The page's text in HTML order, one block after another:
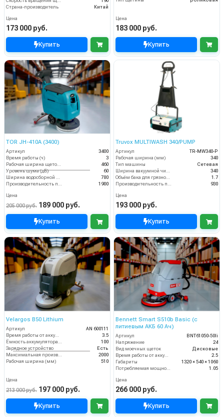
Страна-производитель
Китай
Цена
173 000 руб.
Купить
Цена
183 000 руб.
Купить
TOR JH-410A (3400)
Артикул
3400
Время работы (ч)
3
Рабочая ширина щеток (мм)
460
Уровень шума (дБ)
60
Ширина водосборной рейки
780
Производительность по площади (м2/ч)
1900
Цена
205 000 руб. 189 000 руб.
Купить
Truvox MULTIWASH 340/PUMP
Артикул
TR-MW340-P
Рабочая ширина (мм)
340
Тип машины
Сетевая
Ширина вакуумной чистки (мм)
340
Объём бака для грязной воды (пыли) (л)
1.7
Производительность по площади (м2/ч)
930
Цена
193 000 руб.
Купить
Velargos B50 Lithium
Артикул
AN 600111
Время работы от аккумуляторов (ч)
3.5
100
Зарядное устройство
Есть
2000
Рабочая ширина (мм)
510
Цена
213 000 руб. 197 000 руб.
Купить
Bennett Smart S510b Basic (с
литиевым АКБ 60 Ач)
Артикул
BNT61050-50li
Напряжение
24
Вид моечных щеток
Дисковые
Время работы от аккумуляторов (ч)
2.5
Габариты
1320 × 540 × 1060
1.05
Цена
266 000 руб.
Купить